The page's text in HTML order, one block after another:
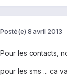
Posté(e) 8 avril 2013
Pour les contacts,
pour les sms ... ca